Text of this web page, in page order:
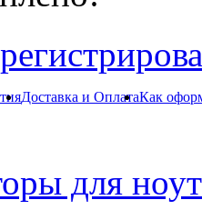
Доставка и ОплатаКак
для